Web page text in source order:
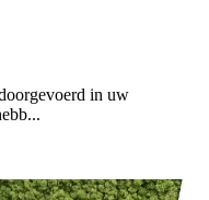
in uw